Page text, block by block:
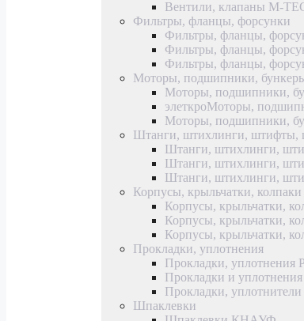
Вентили, клапаны M-
Фильтры, фланцы, форсунки
Фильтры, фланцы,
Фильтры, фланцы,
Фильтры, фланцы,
Моторы, подшипники,
Моторы, подшипники,
элеткроМоторы,
Моторы, подшипники,
Штанги, штихлинги, штифты,
Штанги, штихлинги,
Штанги, штихлинги,
Штанги, штихлинги,
Корпусы, крыльчатки, колпаки
Корпусы, крыльчатки,
Корпусы, крыльчатки,
Корпусы, крыльчатки,
Прокладки, уплотнения
Прокладки, уплотнения
Прокладки и
Прокладки,
Шпаклевки